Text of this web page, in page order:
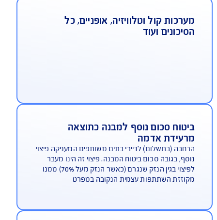
משכנתא
כיסוי ייחודי של AIG לתקופת שיקום הדירה המבטיח
קול וטלוויזיה, אופניים, כל
ועוד